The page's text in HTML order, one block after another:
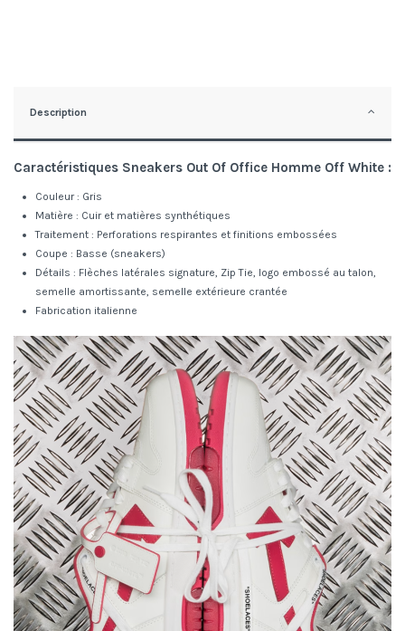
Description
Caractéristiques Sneakers Out Of Office Homme Off White :
Couleur : Gris
Matière : Cuir et matières synthétiques
Traitement : Perforations respirantes et finitions embossées
Coupe : Basse (sneakers)
Détails : Flèches latérales signature, Zip Tie, logo embossé au talon,
semelle amortissante, semelle extérieure crantée
Fabrication italienne